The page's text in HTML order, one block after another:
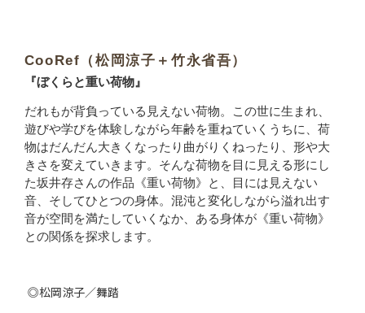
CooRef（松岡涼子＋竹永省吾）
『ぼくらと重い荷物』
だれもが背負っている見えない荷物。この世に生まれ、
遊びや学びを体験しながら年齢を重ねていくうちに、荷
物はだんだん大きくなったり曲がりくねったり、形や大
きさを変えていきます。そんな荷物を目に見える形にし
た坂井存さんの作品《重い荷物》と、目には見えない
音、そしてひとつの身体。混沌と変化しながら溢れ出す
音が空間を満たしていくなか、ある身体が《重い荷物》
との関係を探求します。
◎松岡涼子／舞踏